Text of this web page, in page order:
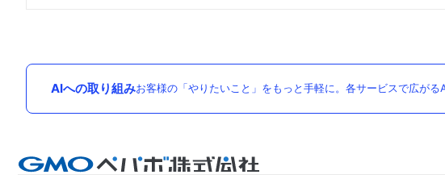
AIへの取り組みお客様の「やりたいこと」をもっと手軽に。各サービスで広がる